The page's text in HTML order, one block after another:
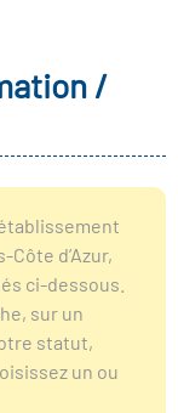
/
d’Azur,
ci-dessous.
sur un
statut,
un ou